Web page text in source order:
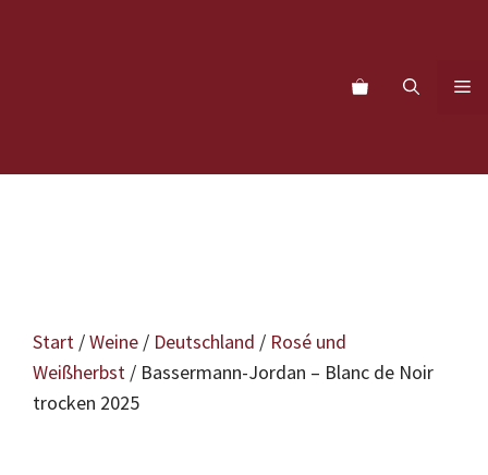
Start /Weine / Deutschland / Rosé und
Weißherbst / Bassermann-Jordan – Blanc de Noir
trocken 2025